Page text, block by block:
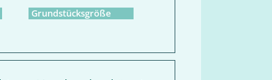
Grundstücksgröße